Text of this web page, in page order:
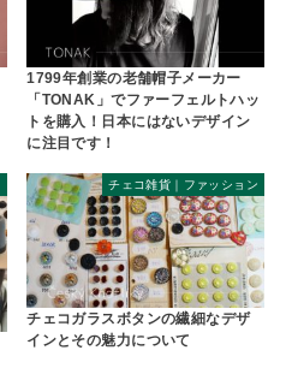
1799年創業の老舗帽子メーカー
「TONAK」でファーフェルトハッ
トを購入！日本にはないデザイン
に注目です！
チェコ雑貨｜ファッション
チェコガラスボタンの繊細なデザ
インとその魅力について